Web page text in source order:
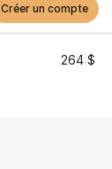
Créer un compte
264 $